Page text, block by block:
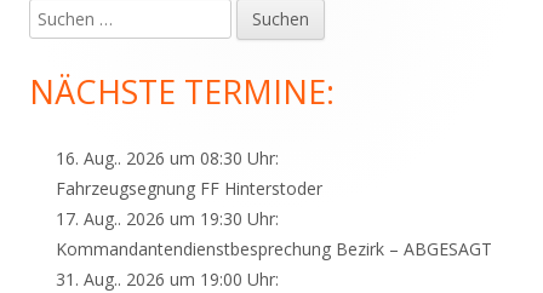
Haupt-
Seitenleiste
Suchen
nach:
NÄCHSTE TERMINE:
16. Aug.. 2026 um 08:30 Uhr:
Fahrzeugsegnung FF Hinterstoder
17. Aug.. 2026 um 19:30 Uhr:
Kommandantendienstbesprechung Bezirk – ABGESAGT
31. Aug.. 2026 um 19:00 Uhr: